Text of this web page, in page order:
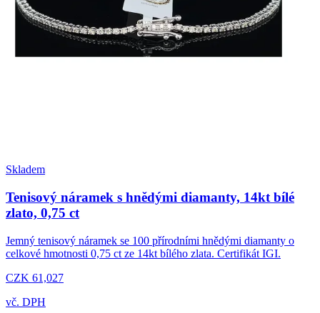
Skladem
Tenisový náramek s hnědými diamanty, 14kt bílé
zlato, 0,75 ct
Jemný tenisový náramek se 100 přírodními hnědými diamanty o
celkové hmotnosti 0,75 ct ze 14kt bílého zlata. Certifikát IGI.
CZK 61,027
vč. DPH